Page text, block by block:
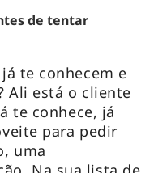
de tentar
te conhecem e
Ali está o cliente
te conhece, já
para pedir
uma